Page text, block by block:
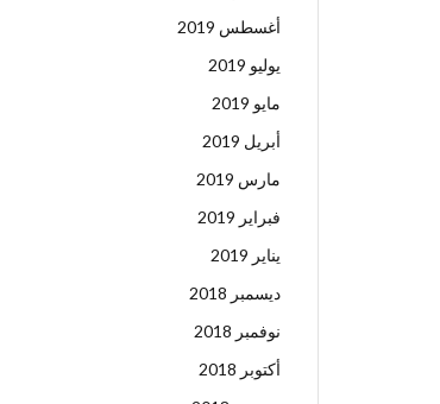
أغسطس 2019
يوليو 2019
مايو 2019
أبريل 2019
مارس 2019
فبراير 2019
يناير 2019
ديسمبر 2018
نوفمبر 2018
أكتوبر 2018